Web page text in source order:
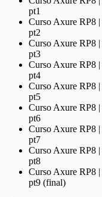
pt1
Curso Axure RP8
pt2
Curso Axure RP8
pt3
Curso Axure RP8
pt4
Curso Axure RP8
pt5
Curso Axure RP8
pt6
Curso Axure RP8
pt7
Curso Axure RP8
pt8
Curso Axure RP8
pt9 (final)